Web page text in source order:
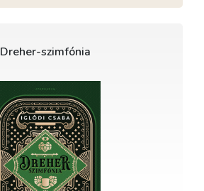
Dreher-szimfónia